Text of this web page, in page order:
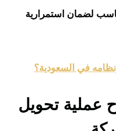
لضمان استمرارية
في السعودية؟
عملية تحويل